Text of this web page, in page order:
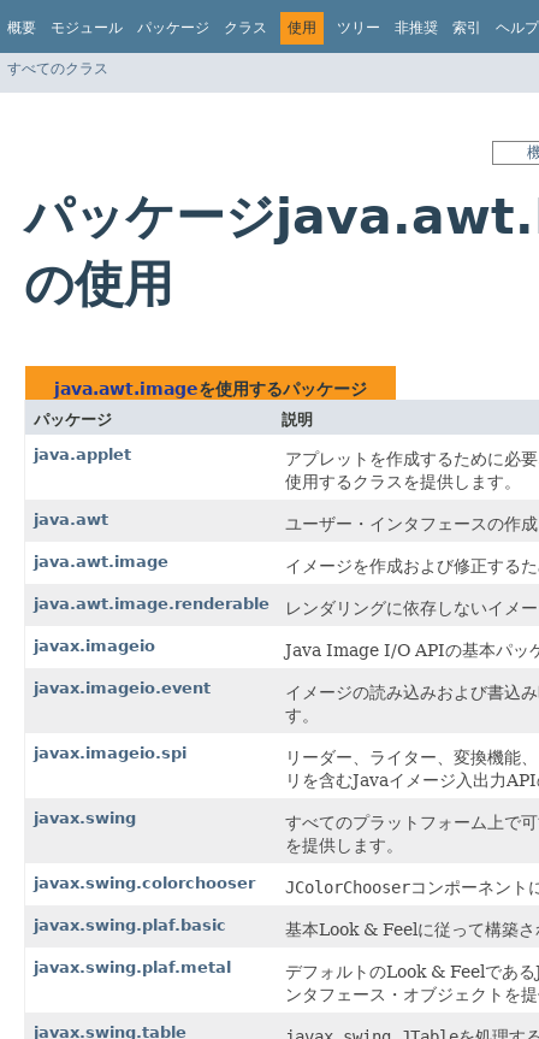
概要 モジュール パッケージ クラス 使用 ツリー 非推奨 索引 ヘルプ
すべてのクラス
パッケージ
の使用
java.awt.imageを使用するパッケージ
パッケージ
説明
java.applet
アプレットを作成するために必
使用するクラスを提供します。
java.awt ユーザー・インタフェースの作
java.awt.image イメージを作成および修正する
java.awt.image.renderable レンダリングに依存しないイメ
javax.imageio Java Image I/O APIの基本パッ
javax.imageio.event
イメージの読み込みおよび書込
す。
javax.imageio.spi
リーダー、ライター、変換機能
リを含むJavaイメージ入出力
javax.swing
すべてのプラットフォーム上で
を提供します。
javax.swing.colorchooser JColorChooserコンポーネント
javax.swing.plaf.basic 基本Look & Feelに従って構築さ
javax.swing.plaf.metal
デフォルトのLook & Feelであ
ンタフェース・オブジェクトを
javax.swing.table